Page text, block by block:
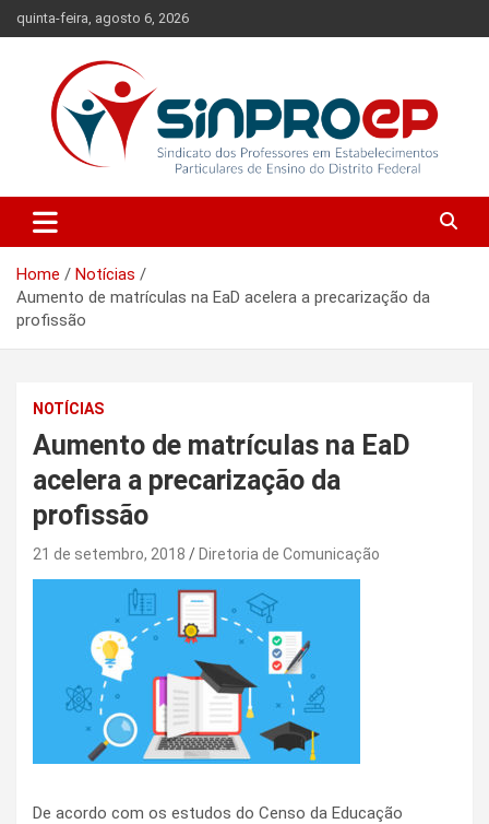
to
quinta-feira, agosto 6, 2026
Sinproep-DF
Ensino do Distrito Federal
Home
Notícias
Aumento de matrículas na EaD acelera a precarização da
profissão
NOTÍCIAS
Aumento de matrículas na EaD
acelera a precarização da
profissão
21 de setembro, 2018 Diretoria de Comunicação
De acordo com os estudos do Censo da Educação